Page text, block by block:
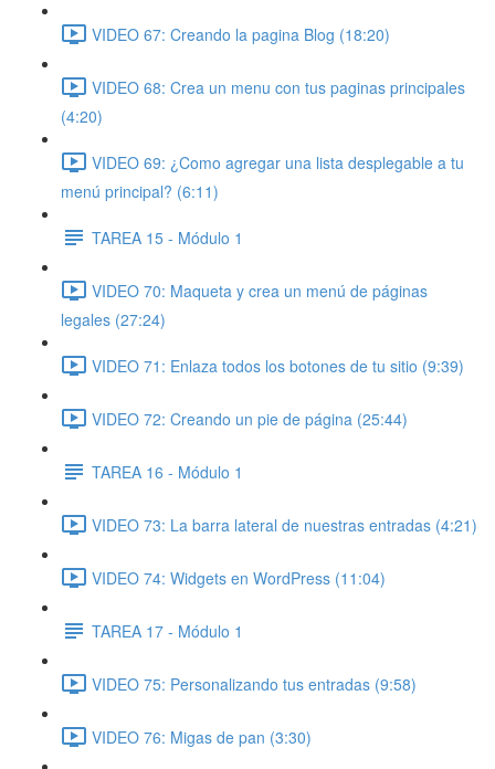
VIDEO 67: Creando la pagina Blog (18:20)
VIDEO 68: Crea un menu con tus paginas principales
(4:20)
VIDEO 69: ¿Como agregar una lista desplegable a tu
menú principal? (6:11)
TAREA 15 - Módulo 1
VIDEO 70: Maqueta y crea un menú de páginas
legales (27:24)
VIDEO 71: Enlaza todos los botones de tu sitio (9:39)
VIDEO 72: Creando un pie de página (25:44)
TAREA 16 - Módulo 1
VIDEO 73: La barra lateral de nuestras entradas (4:21)
VIDEO 74: Widgets en WordPress (11:04)
TAREA 17 - Módulo 1
VIDEO 75: Personalizando tus entradas (9:58)
VIDEO 76: Migas de pan (3:30)